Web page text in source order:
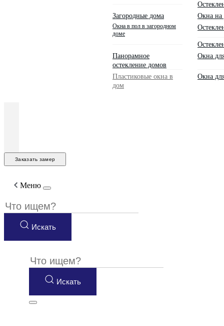
Загородные дома
Окна в пол в загородном
доме
Панорамное
остекление домов
Пластиковые окна в
дом
Окна на
Окна
Окна
Заказать замер
Меню
Искать
Искать